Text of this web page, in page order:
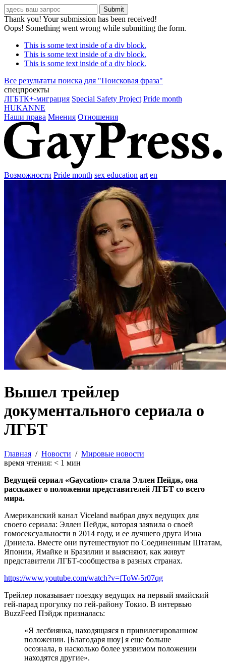
Thank you! Your submission has been received!
Oops! Something went wrong while submitting the form.
This is some text inside of a div block.
This is some text inside of a div block.
This is some text inside of a div block.
Все результаты поиска для "Поисковая фраза"
спецпроекты
ЛГБТК+-миграция Special Safety Project Pride month
HUKANNE
Наши права Мнения Отношения
Возможности Pride month sex education art en
Вышел трейлер
документального сериала о
ЛГБТ
Главная / Новости / Мировые новости
время чтения: < 1 мин
Ведущей сериал «Gaycation» стала Эллен Пейдж, она
расскажет о положении представителей ЛГБТ со всего
мира.
Американский канал Viceland выбрал двух ведущих для
своего сериала: Эллен Пейдж, которая заявила о своей
гомосексуальности в 2014 году, и ее лучшего друга Иэна
Дэниела. Вместе они путешествуют по Соединенным Штатам,
Японии, Ямайке и Бразилии и выясняют, как живут
представители ЛГБТ-сообщества в разных странах.
https://www.youtube.com/watch?v=fToW-5r07qg
Трейлер показывает поездку ведущих на первый ямайский
гей-парад прогулку по гей-району Токио. В интервью
BuzzFeed Пэйдж призналась:
«Я лесбиянка, находящаяся в привилегированном
положении. [Благодаря шоу] я еще больше
осознала, в насколько более уязвимом положении
находятся другие».